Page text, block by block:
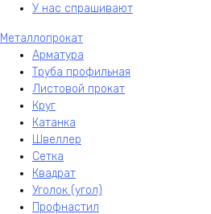
У нас спрашивают
Металлопрокат
Арматура
Труба профильная
Листовой прокат
Круг
Катанка
Швеллер
Сетка
Квадрат
Уголок (угол)
Профнастил